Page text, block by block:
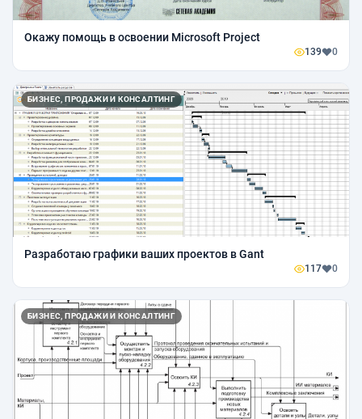
Окажу помощь в освоении Microsoft Project
139 0
БИЗНЕС, ПРОДАЖИ И КОНСАЛТИНГ
Разработаю графики ваших проектов в Gant
117 0
БИЗНЕС, ПРОДАЖИ И КОНСАЛТИНГ